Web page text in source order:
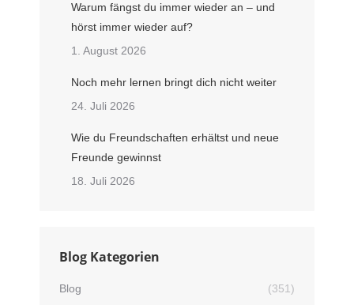
Warum fängst du immer wieder an – und
hörst immer wieder auf?
1. August 2026
Noch mehr lernen bringt dich nicht weiter
24. Juli 2026
Wie du Freundschaften erhältst und neue
Freunde gewinnst
18. Juli 2026
Blog Kategorien
Blog
(351)